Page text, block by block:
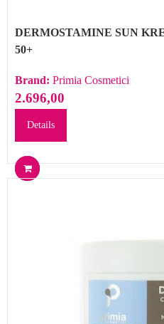
DERMOSTAMINE SUN
50+
Brand: Primia Cosmetici
2.696,00
Details